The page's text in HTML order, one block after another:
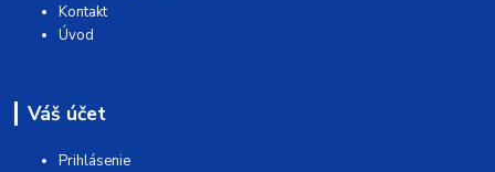
Kontakt
Úvod
Váš účet
Prihlásenie